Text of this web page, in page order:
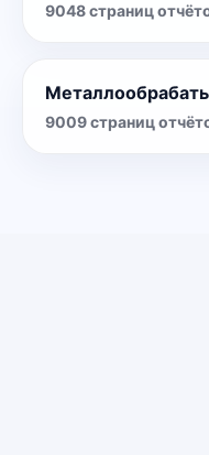
9048страниц
9009страниц